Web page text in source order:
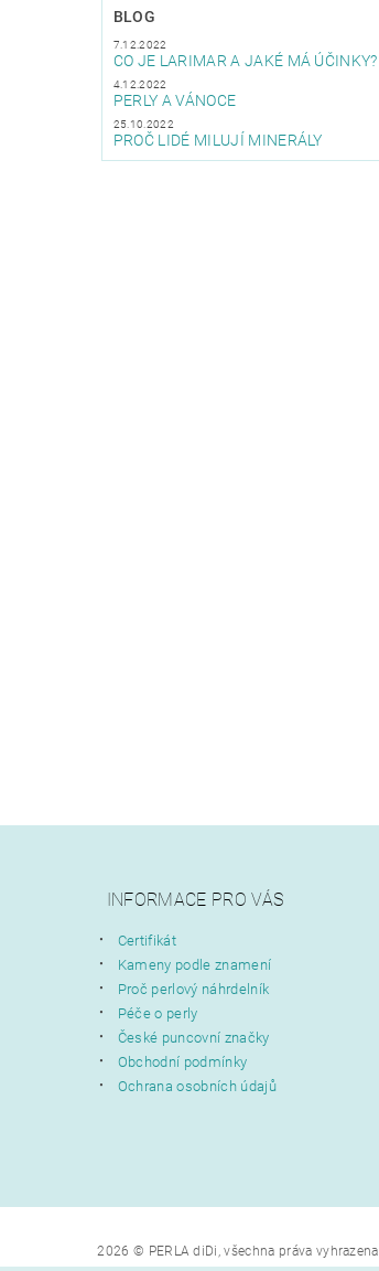
BLOG
7.12.2022
CO JE LARIMAR A JAKÉ MÁ ÚČINKY?
4.12.2022
PERLY A VÁNOCE
25.10.2022
PROČ LIDÉ MILUJÍ MINERÁLY
INFORMACE PRO VÁS
Certifikát
Kameny podle znamení
Proč perlový náhrdelník
Péče o perly
České puncovní značky
Obchodní podmínky
Ochrana osobních údajů
2026 © PERLA diDi, všechna práva vyhrazena